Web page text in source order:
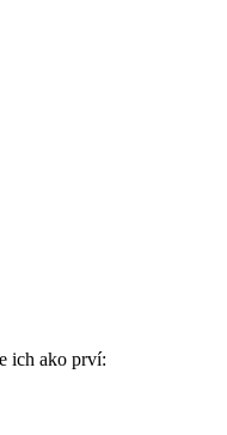
ich ako prví: